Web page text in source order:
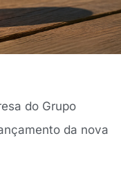
do Grupo
da nova